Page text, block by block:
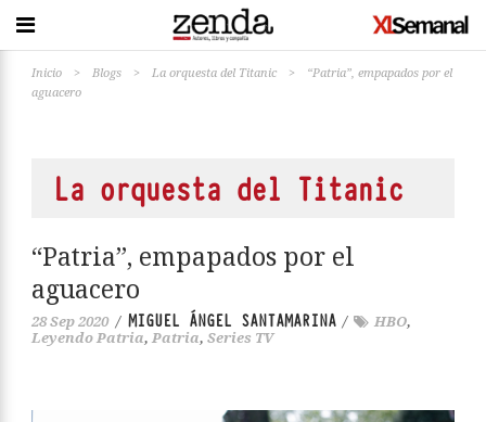
Inicio > Blogs > La orquesta del Titanic >
“Patria”, empapados por el
aguacero
La orquesta del Titanic
“Patria”, empapados por el
aguacero
28 Sep 2020 / MIGUEL ÁNGEL SANTAMARINA / HBO,
Leyendo Patria, Patria, Series TV